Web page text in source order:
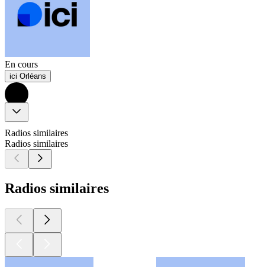
En cours
ici Orléans
Radios similaires
Radios similaires
Radios similaires